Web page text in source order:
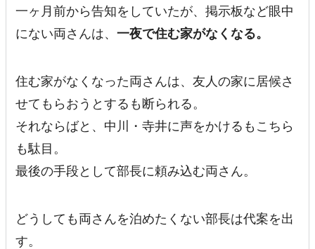
一ヶ月前から告知をしていたが、掲示板など眼中
にない両さんは、一夜で住む家がなくなる。
住む家がなくなった両さんは、友人の家に居候さ
せてもらおうとするも断られる。
それならばと、中川・寺井に声をかけるもこちら
も駄目。
最後の手段として部長に頼み込む両さん。
どうしても両さんを泊めたくない部長は代案を出
す。